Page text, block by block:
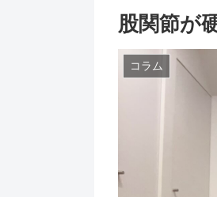
股関節が
コラム